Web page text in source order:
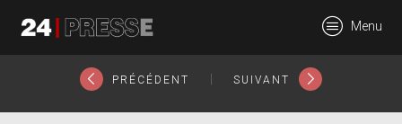
24Presse -
Menu
PRÉCÉDENT SUIVANT